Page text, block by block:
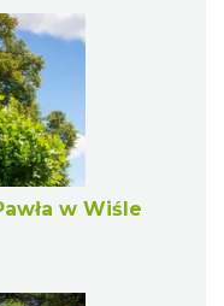
w Wiśle